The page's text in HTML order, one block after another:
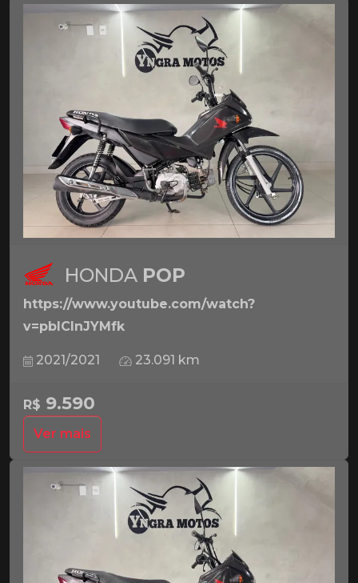
HONDA POP
https://www.youtube.com/watch?
v=pbICInJYMfk
2021/2021 23.091 km
R$ 9.590
Ver mais